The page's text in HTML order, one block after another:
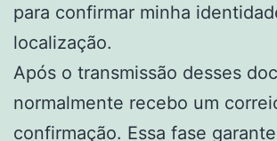
para confirmar minha
localização.
Após o transmissão desses
normalmente recebo um
confirmação. Essa fase